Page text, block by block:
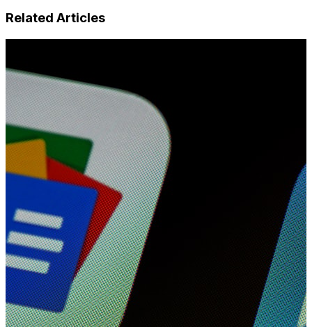
Related Articles